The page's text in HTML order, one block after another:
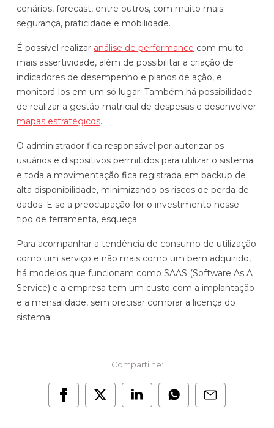
cenários, forecast, entre outros, com muito mais
segurança, praticidade e mobilidade.
É possível realizar análise de performance com muito
mais assertividade, além de possibilitar a criação de
indicadores de desempenho e planos de ação, e
monitorá-los em um só lugar. Também há possibilidade
de realizar a gestão matricial de despesas e desenvolver
mapas estratégicos.
O administrador fica responsável por autorizar os
usuários e dispositivos permitidos para utilizar o sistema
e toda a movimentação fica registrada em backup de
alta disponibilidade, minimizando os riscos de perda de
dados. E se a preocupação for o investimento nesse
tipo de ferramenta, esqueça.
Para acompanhar a tendência de consumo de utilização
como um serviço e não mais como um bem adquirido,
há modelos que funcionam como SAAS (Software As A
Service) e a empresa tem um custo com a implantação
e a mensalidade, sem precisar comprar a licença do
sistema.
Compartilhe: